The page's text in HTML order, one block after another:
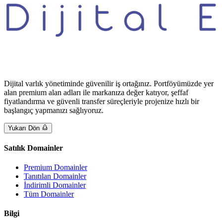
Dijital varlık yönetiminde güvenilir iş ortağınız. Portföyümüzde yer
alan premium alan adları ile markanıza değer katıyor, şeffaf
fiyatlandırma ve güvenli transfer süreçleriyle projenize hızlı bir
başlangıç yapmanızı sağlıyoruz.
Yukarı Dön
Satılık Domainler
Premium Domainler
Tanıtılan Domainler
İndirimli Domainler
Tüm Domainler
Bilgi